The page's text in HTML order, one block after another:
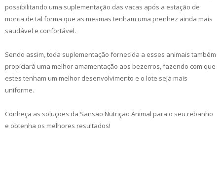
possibilitando uma suplementação das vacas após a estação de
monta de tal forma que as mesmas tenham uma prenhez ainda mais
saudável e confortável.
Sendo assim, toda suplementação fornecida a esses animais também
propiciará uma melhor amamentação aos bezerros, fazendo com que
estes tenham um melhor desenvolvimento e o lote seja mais
uniforme.
Conheça as soluções da Sansão Nutrição Animal para o seu rebanho
e obtenha os melhores resultados!